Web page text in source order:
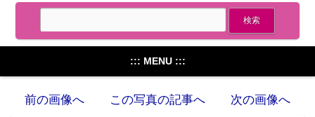
::: MENU :::
前の画像へ この写真の記事へ 次の画像へ